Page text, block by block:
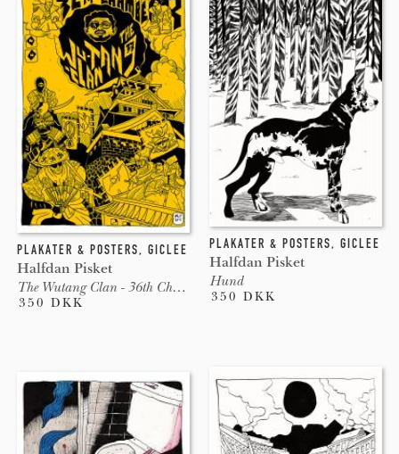
PLAKATER & POSTERS, GICLEE
Halfdan Pisket
Hund
350 DKK
PLAKATER & POSTERS, GICLEE
Halfdan Pisket
The Wutang Clan - 36th Chamber
350 DKK